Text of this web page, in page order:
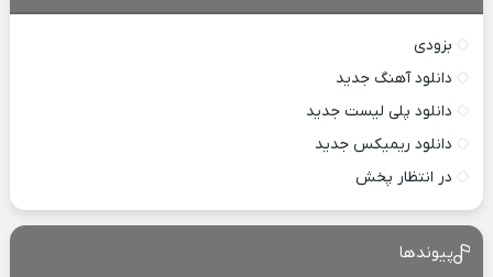
بزودی
دانلود آهنگ جدید
دانلود پلی لیست جدید
دانلود ریمیکس جدید
در انتظار پخش
پیوندها